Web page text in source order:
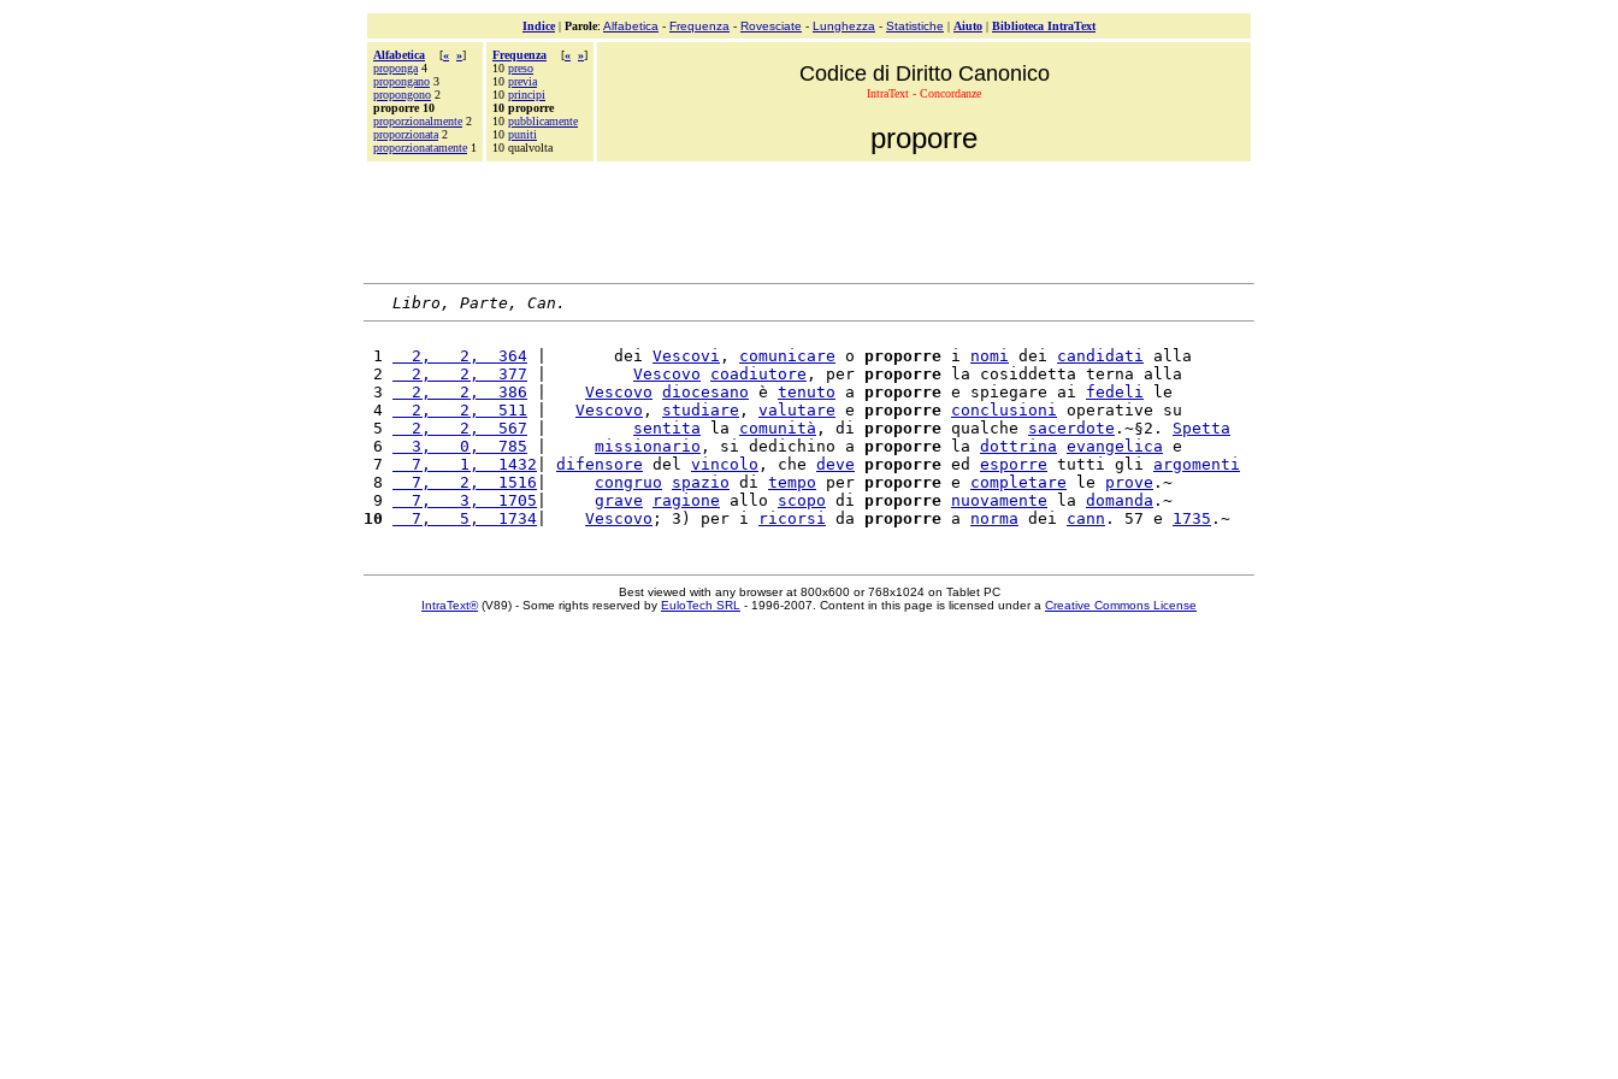
Indice| Parole: Alfabetica - Frequenza - Rovesciate - Lunghezza - Statistiche | Aiuto | Biblioteca IntraText
Alfabetica [« »]
proponga 4
propongano 3
propongono 2
proporre 10
proporzionalmente 2
proporzionata 2
proporzionatamente 1
Frequenza [« »]
10 preso
10 previa
10 principi
10 proporre
10 pubblicamente
10 puniti
10 qualvolta
Codice di Diritto Canonico
IntraText - Concordanze
proporre
Libro, Parte, Can.
1
  2,   2,  364
|       dei Vescovi , comunicare o proporre i nomi dei candidati alla
2
  2,   2,  377
Vescovo coadiutore , per proporre la cosiddetta terna alla
3
  2,   2,  386
Vescovo diocesano è tenuto a proporre e spiegare ai fedeli le
4
  2,   2,  511
Vescovo , studiare , valutare e proporre conclusioni operative su
5
  2,   2,  567
sentita la comunità , di proporre qualche sacerdote .~§2. Spetta
6
  3,   0,  785
missionario , si dedichino a proporre la dottrina evangelica e
7
  7,   1,  1432
difensore del vincolo , che deve proporre ed esporre tutti gli argomenti
8
  7,   2,  1516
congruo spazio di tempo per proporre e completare le prove .~
9
  7,   3,  1705
grave ragione allo scopo di proporre nuovamente la domanda
10
  7,   5,  1734
Vescovo ; 3) per i ricorsi da proporre a norma dei cann . 57 e 1735
Best viewed with any browser at 800x600 or 768x1024 on Tablet PC
IntraText®(V89) - Some rights reserved by EuloTech SRL - 1996-2007. Content in this page is licensed under a Creative Commons License